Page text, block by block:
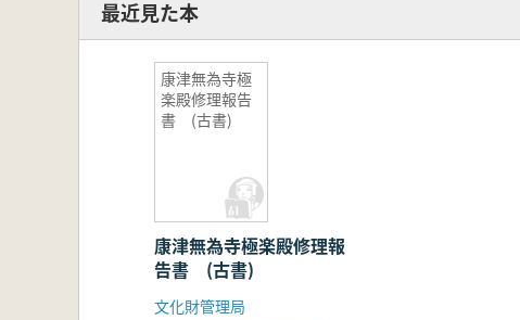
最近見た本
康津無為寺極
楽殿修理報告
書 (古書)
康津無為寺極楽殿修理報
告書 (古書)
文化財管理局